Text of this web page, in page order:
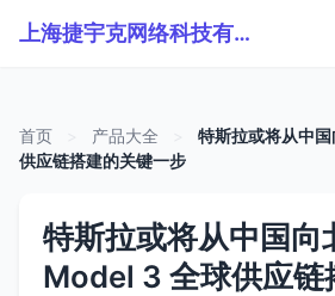
上海捷宇克网络科技有限公司
首页 产品大全
特斯拉或将从中
供应链搭建的关键一步
特斯拉或将从中国向
Model 3 全球供应链